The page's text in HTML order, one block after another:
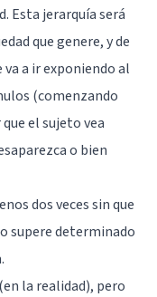
Esta jerarquía será
que genere, y de
a ir exponiendo al
(comenzando
el sujeto vea
o bien
dos veces sin que
supere determinado
la realidad), pero